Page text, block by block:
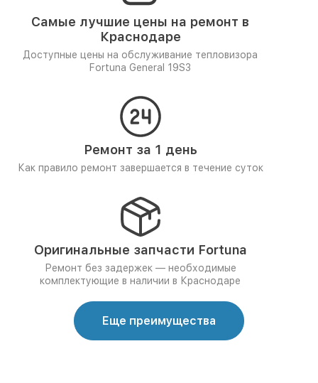
Самые лучшие цены на ремонт в
Краснодаре
Доступные цены на обслуживание тепловизора
Fortuna General 19S3
Ремонт за 1 день
Как правило ремонт завершается в течение суток
Оригинальные запчасти Fortuna
Ремонт без задержек — необходимые
комплектующие в наличии в Краснодаре
Еще преимущества